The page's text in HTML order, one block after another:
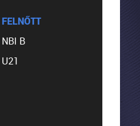
FELNŐTT
NBI B
U21